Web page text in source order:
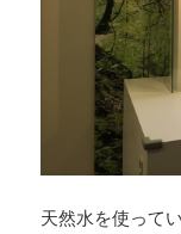
天然水を使って